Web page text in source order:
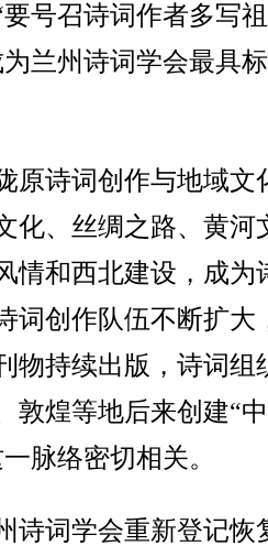
号召诗词作者多写
兰州诗词学会最具
诗词创作与地域文
化、丝绸之路、黄河
情和西北建设，成为
词创作队伍不断扩大
物持续出版，诗词组
敦煌等地后来创建“
脉络密切相关。
词学会重新登记恢